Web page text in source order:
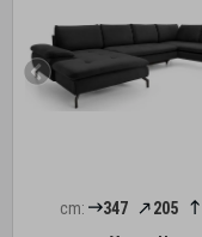
cm: 347 205